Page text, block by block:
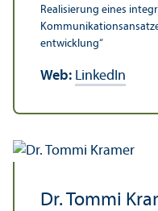
Realisierung eines
entwicklung“
Web: LinkedIn
Dr. Tommi